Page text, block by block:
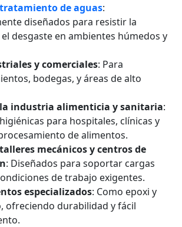
de aguas:
diseñados para resistir la
desgaste en ambientes húmedos y
y comerciales: Para
bodegas, y áreas de alto
la industria alimenticia y sanitaria:
para hospitales, clínicas y
de alimentos.
mecánicos y centros de
: Diseñados para soportar cargas
de trabajo exigentes.
especializados: Como epoxi y
ofreciendo durabilidad y fácil